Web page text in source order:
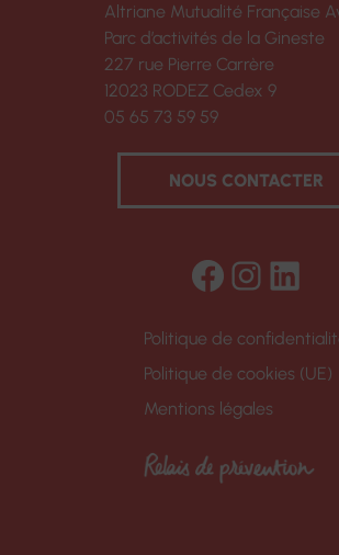
Altriane Mutualité Française
Parc d’activités de la Gineste
227 rue Pierre Carrère
12023 RODEZ Cedex 9
05 65 73 59 59
NOUS CONTACTER
Facebook
Politique de
Politique de cookies (UE)
Mentions légales